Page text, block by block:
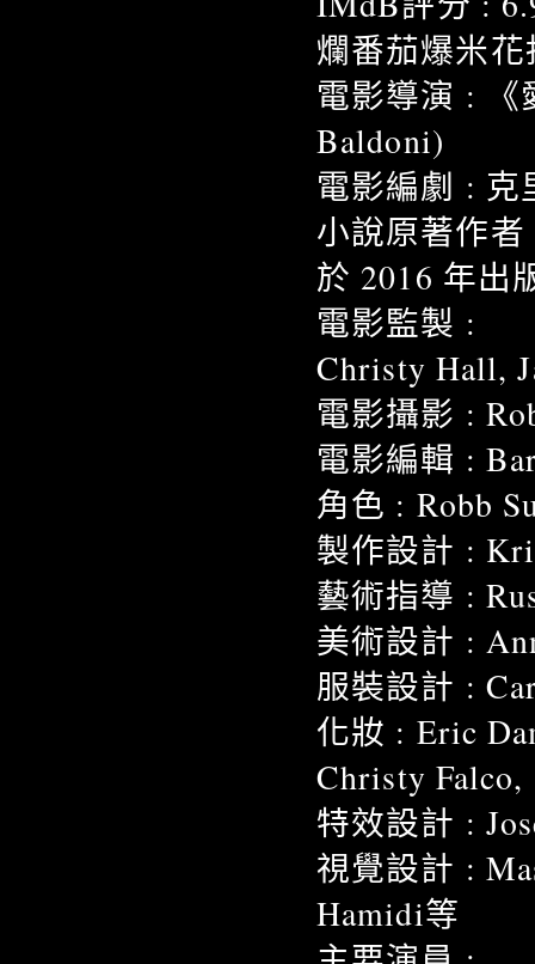
爛番茄爆米花
電影導演 : 《
Baldoni)
電影編劇 : 克
小說原著作者
於 2016 年出
電影監製 :
Christy Hall,
電影攝影 :
電影編輯 :
角色 : Robb
製作設計 :
藝術指導 :
美術設計 :
服裝設計 :
化妝 : Eric
Christy Falco,
特效設計 :
視覺設計 :
Hamidi等